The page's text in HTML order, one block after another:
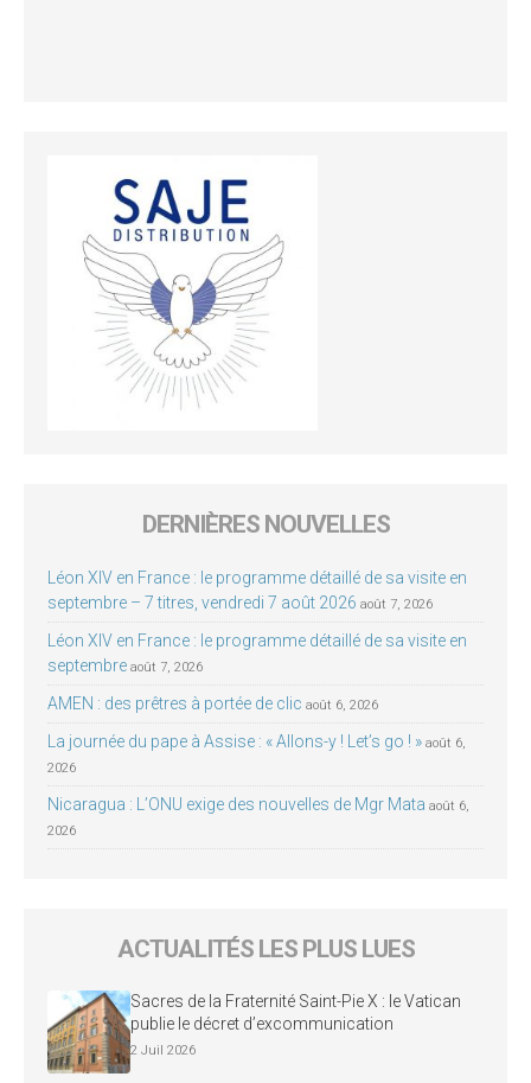
DERNIÈRES NOUVELLES
Léon XIV en France : le programme détaillé de sa visite en
septembre – 7 titres, vendredi 7 août 2026 août 7, 2026
Léon XIV en France : le programme détaillé de sa visite en
septembre août 7, 2026
AMEN : des prêtres à portée de clic août 6, 2026
La journée du pape à Assise : « Allons-y ! Let’s go ! » août 6,
2026
Nicaragua : L’ONU exige des nouvelles de Mgr Mata août 6,
2026
ACTUALITÉS LES PLUS LUES
Sacres de la Fraternité Saint-Pie X : le Vatican
publie le décret d’excommunication
2 Juil 2026